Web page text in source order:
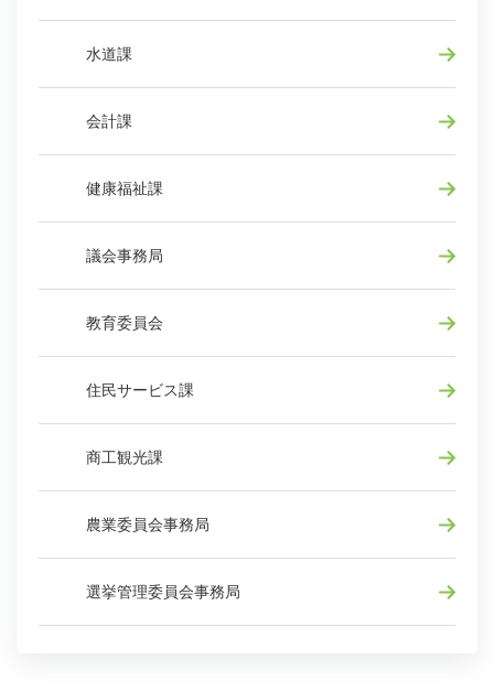
水道課
会計課
健康福祉課
議会事務局
教育委員会
住民サービス課
商工観光課
農業委員会事務局
選挙管理委員会事務局